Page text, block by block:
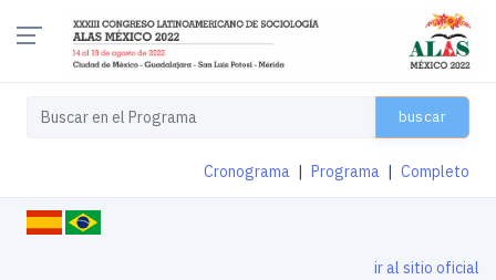
buscar
Cronograma Programa Completo
ir al sitio oficial